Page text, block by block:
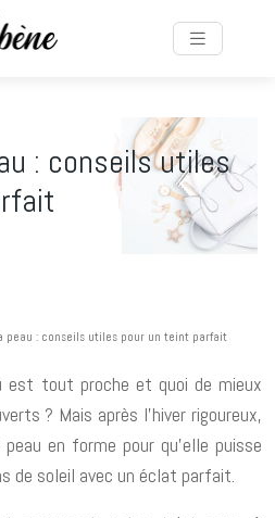
: conseils utiles
peau : conseils utiles pour un teint parfait
tout proche et quoi de mieux
? Mais après l’hiver rigoureux,
en forme pour qu’elle puisse
de soleil avec un éclat parfait.